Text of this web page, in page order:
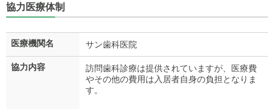
協力医療体制
医療機関名 サン歯科医院
協力内容
訪問歯科診療は提供されていますが、医療費
やその他の費用は入居者自身の負担となりま
す。